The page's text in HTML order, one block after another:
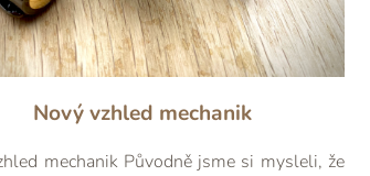
na dopis jsou již ...
že skutečnost předč...
úspěchů Ren...
dnešních mladých ...
prvních pár slov, ví...
🧡
píše. Díky.
udělaný kousek a těší
den a přeji hodně...
budu mít. Jste
celé
a perfektni praci.
svatky a jen tak dal.
ho používám.
bych Vám chtěl vzd...
nenapadlo mě ni...
Nový vzhled mechanik
mechanik Původně jsme si mysleli, že